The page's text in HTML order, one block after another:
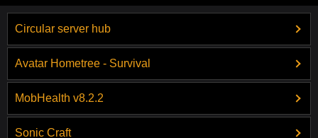
Circular server hub
Avatar Hometree - Survival
MobHealth v8.2.2
Sonic Craft